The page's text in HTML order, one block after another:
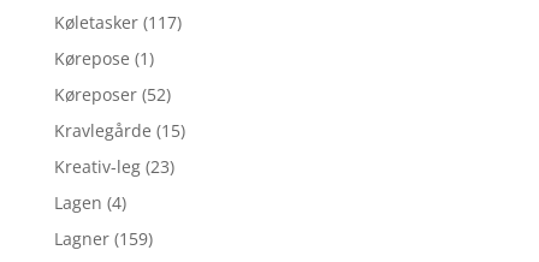
Køletasker (117)
Kørepose (1)
Køreposer (52)
Kravlegårde (15)
Kreativ-leg (23)
Lagen (4)
Lagner (159)